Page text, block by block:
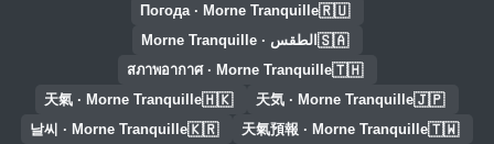
🇷🇺
Погода · Morne Tranquille
🇸🇦 الطقس · Morne Tranquille
🇹🇭
สภาพอากาศ · Morne Tranquille
🇯🇵
天気 · Morne Tranquille
🇭🇰
天氣 · Morne Tranquille
🇹🇼
天氣預報 · Morne Tranquille
🇰🇷
날씨 · Morne Tranquille